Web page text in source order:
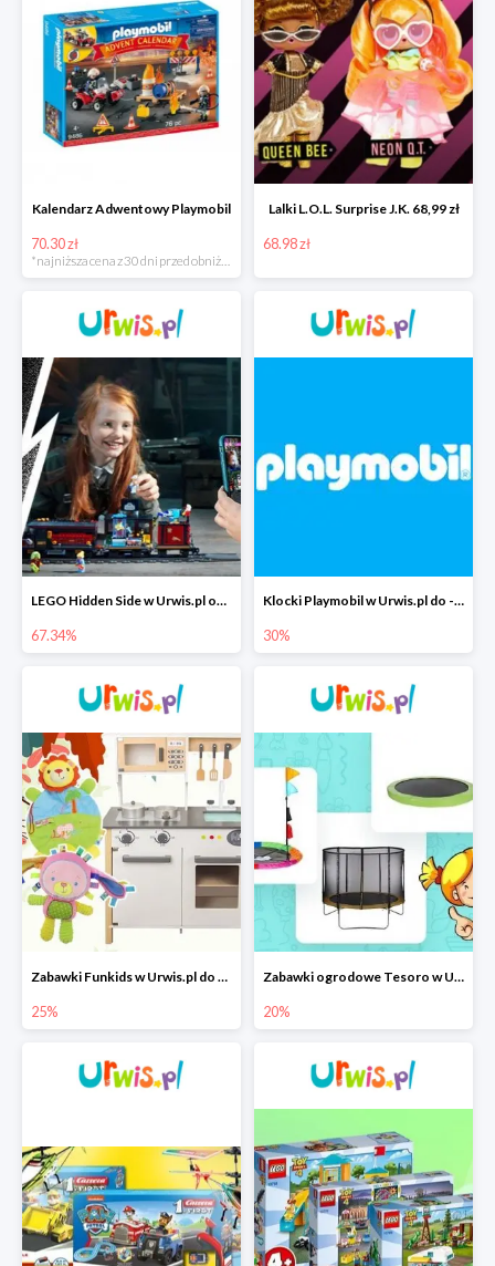
Kalendarz Adwentowy Playmobil
70.30 zł
Lalki L.O.L. Surprise J.K. 68,99 zł
68.98 zł
LEGO Hidden Side w Urwis.pl od 67,34 zł
67.34%
Klocki Playmobil w Urwis.pl do -30%
30%
Zabawki Funkids w Urwis.pl do -25%
25%
Zabawki ogrodowe Tesoro w Urwis.pl do -20%
20%